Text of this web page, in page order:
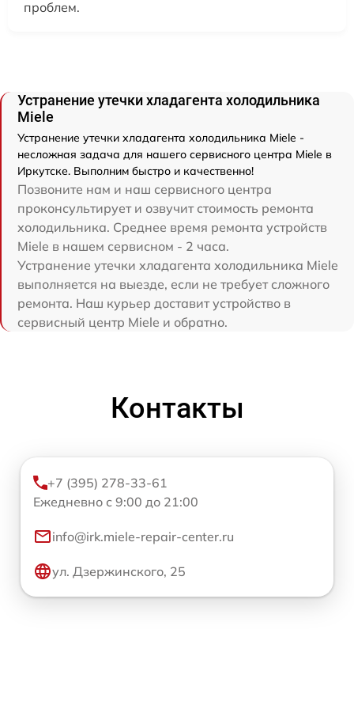
проблем.
Устранение утечки хладагента холодильника
Miele
Устранение утечки хладагента холодильника Miele -
несложная задача для нашего сервисного центра Miele в
Иркутске. Выполним быстро и качественно!
Позвоните нам и наш сервисного центра
проконсультирует и озвучит стоимость ремонта
холодильника. Среднее время ремонта устройств
Miele в нашем сервисном - 2 часа.
Устранение утечки хладагента холодильника Miele
выполняется на выезде, если не требует сложного
ремонта. Наш курьер доставит устройство в
сервисный центр Miele и обратно.
Контакты
+7 (395) 278-33-61
Ежедневно с 9:00 до 21:00
info@irk.miele-repair-center.ru
ул. Дзержинского, 25